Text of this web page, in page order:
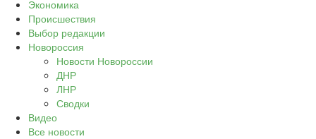
Экономика
Происшествия
Выбор редакции
Новороссия
Новости Новороссии
ДНР
ЛНР
Сводки
Видео
Все новости